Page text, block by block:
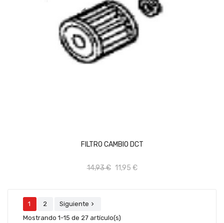
FILTRO CAMBIO DCT
14,93 € 11,95 €
1 2 Siguiente 
Mostrando 1-15 de 27 artículo(s)